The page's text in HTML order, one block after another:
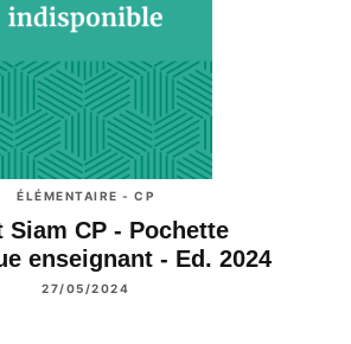
ÉLÉMENTAIRE - CP
Siam CP - Pochette
enseignant - Ed. 2024
27/05/2024